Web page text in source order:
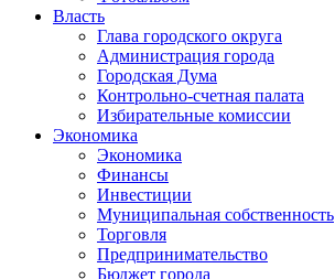
Власть
Глава городского округа
Администрация города
Городская Дума
Контрольно-счетная палата
Избирательные комиссии
Экономика
Экономика
Финансы
Инвестиции
Муниципальная собственность
Торговля
Предпринимательство
Бюджет города